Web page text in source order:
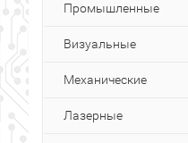
Промышленные
Визуальные
Механические
Лазерные